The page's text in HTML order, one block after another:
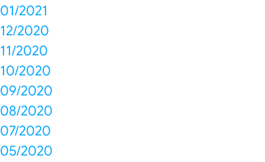
01/2021
12/2020
11/2020
10/2020
09/2020
08/2020
07/2020
05/2020